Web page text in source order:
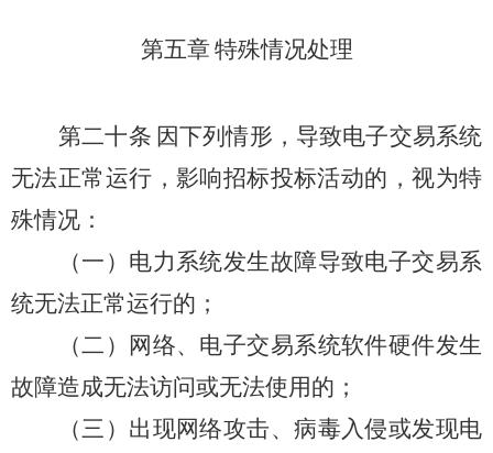
第五章 特殊情况处理
第二十条 因下列情形，导致电子交易系统
无法正常运行，影响招标投标活动的，视为特
殊情况：
（一）电力系统发生故障导致电子交易系
统无法正常运行的；
（二）网络、电子交易系统软件硬件发生
故障造成无法访问或无法使用的；
（三）出现网络攻击、病毒入侵或发现电